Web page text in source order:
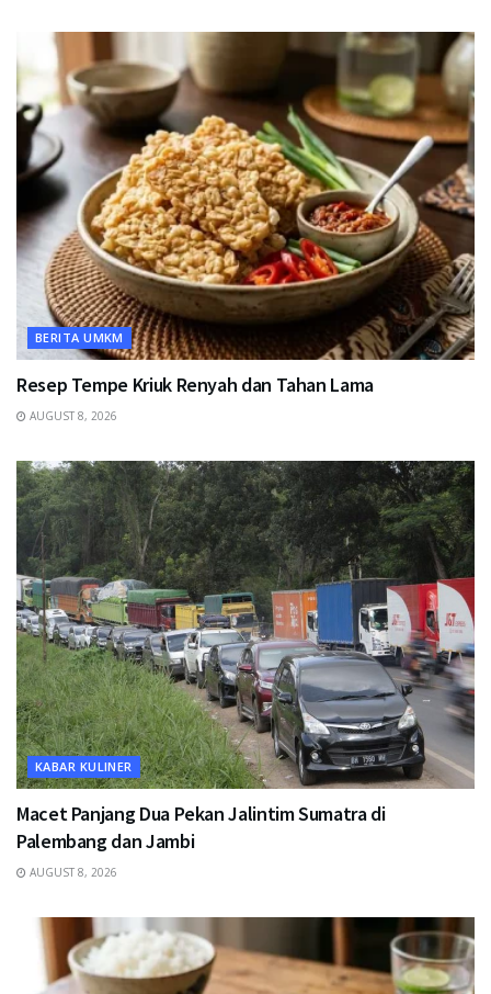
BERITA UMKM
Resep Tempe Kriuk Renyah dan Tahan Lama
AUGUST 8, 2026
KABAR KULINER
Macet Panjang Dua Pekan Jalintim Sumatra di
Palembang dan Jambi
AUGUST 8, 2026